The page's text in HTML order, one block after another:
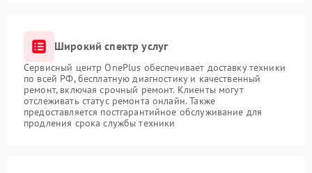
Широкий спектр услуг
Сервисный центр OnePlus обеспечивает доставку техники
по всей РФ, бесплатную диагностику и качественный
ремонт, включая срочный ремонт. Клиенты могут
отслеживать статус ремонта онлайн. Также
предоставляется постгарантийное обслуживание для
продления срока службы техники